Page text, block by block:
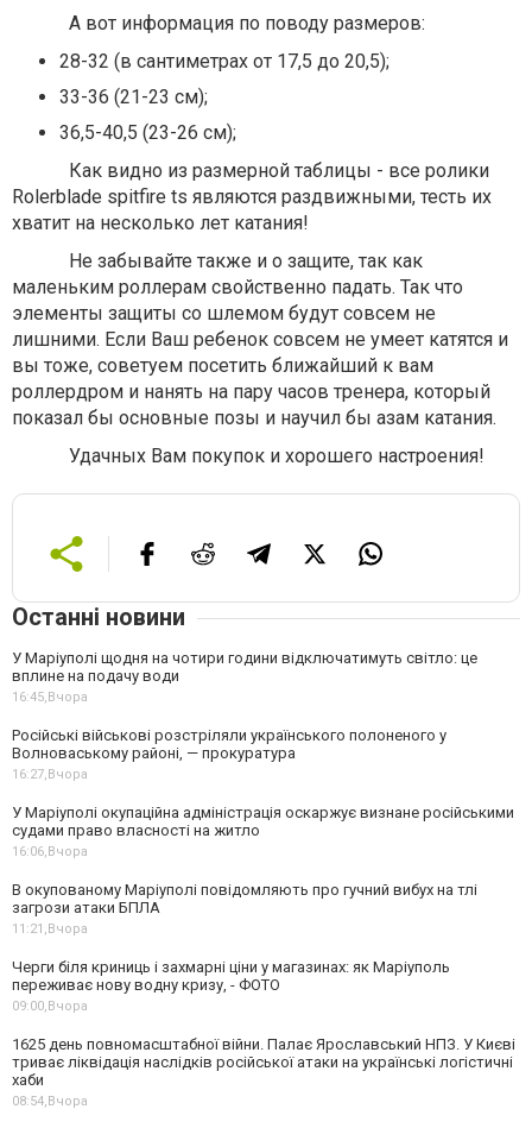
А вот информация по поводу размеров:
28-32 (в сантиметрах от 17,5 до 20,5);
33-36 (21-23 см);
36,5-40,5 (23-26 см);
Как видно из размерной таблицы - все ролики
Rolerblade spitfire ts являются раздвижными, тесть их
хватит на несколько лет катания!
Не забывайте также и о защите, так как
маленьким роллерам свойственно падать. Так что
элементы защиты со шлемом будут совсем не
лишними. Если Ваш ребенок совсем не умеет катятся и
вы тоже, советуем посетить ближайший к вам
роллердром и нанять на пару часов тренера, который
показал бы основные позы и научил бы азам катания.
Удачных Вам покупок и хорошего настроения!
Останні новини
У Маріуполі щодня на чотири години відключатимуть світло: це
вплине на подачу води
16:45,Вчора
Російські військові розстріляли українського полоненого у
Волноваському районі, — прокуратура
16:27,Вчора
У Маріуполі окупаційна адміністрація оскаржує визнане російськими
судами право власності на житло
16:06,Вчора
В окупованому Маріуполі повідомляють про гучний вибух на тлі
загрози атаки БПЛА
11:21,Вчора
Черги біля криниць і захмарні ціни у магазинах: як Маріуполь
переживає нову водну кризу, - ФОТО
09:00,Вчора
1625 день повномасштабної війни. Палає Ярославський НПЗ. У Києві
триває ліквідація наслідків російської атаки на українські логістичні
хаби
08:54,Вчора